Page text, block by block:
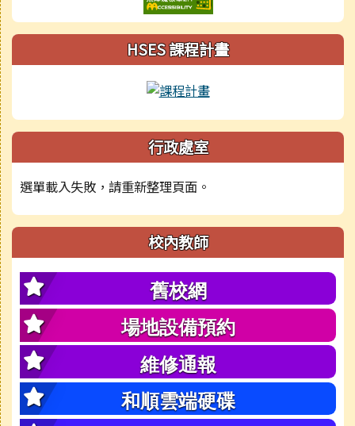
HSES 課程計畫
行政處室
選單載入失敗，請重新整理頁面。
校內教師
舊校網
場地設備預約
維修通報
和順雲端硬碟